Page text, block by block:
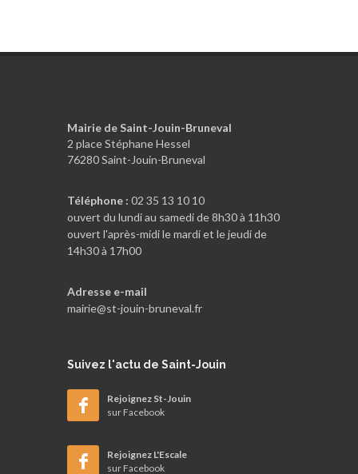
Mairie de Saint-Jouin-Bruneval
2 place Stéphane Hessel
76280 Saint-Jouin-Bruneval
Téléphone : 02 35 13 10 10
ouvert du lundi au samedi de 8h30 à 11h30
ouvert l'après-midi le mardi et le jeudi de
14h30 à 17h00
Adresse e-mail
mairie@st-jouin-bruneval.fr
Suivez l'actu de Saint-Jouin
Rejoignez St-Jouin
sur Facebook
Rejoignez L'Escale
sur Facebook